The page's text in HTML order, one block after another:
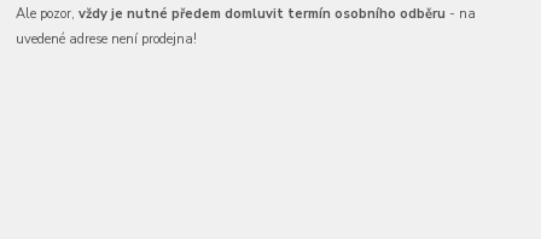
Ale pozor,vždy je nutné předem domluvit termín osobního odběru - na
uvedené adrese není prodejna!